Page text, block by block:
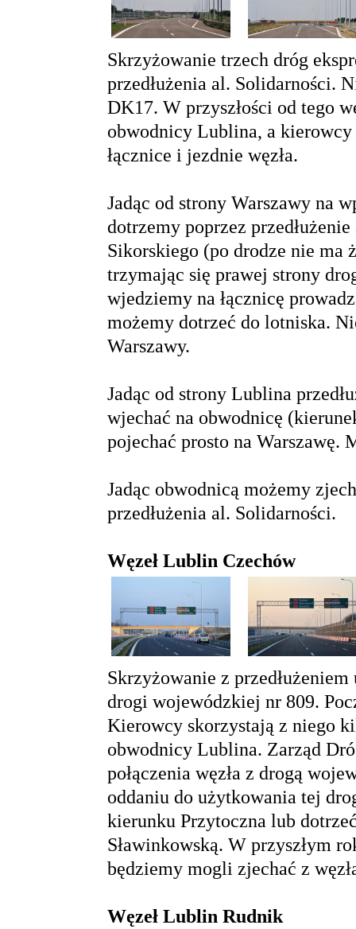
Skrzyżowanie trzech dróg
przedłużenia al. Solidarności.
DK17. W przyszłości od tego
obwodnicy Lublina, a
łącznice i jezdnie węzła.
Jadąc od strony Warszawy na
dotrzemy poprzez
Sikorskiego (po drodze nie ma
trzymając się prawej strony
wjedziemy na łącznicę
możemy dotrzeć do lotniska.
Warszawy.
Jadąc od strony Lublina
wjechać na obwodnicę
pojechać prosto na Warszawę.
Jadąc obwodnicą możemy
przedłużenia al. Solidarności.
Węzeł Lublin Czechów
Skrzyżowanie z
drogi wojewódzkiej nr 809.
Kierowcy skorzystają z niego
obwodnicy Lublina. Zarząd
połączenia węzła z drogą
oddaniu do użytkowania tej
kierunku Przytoczna lub
Sławinkowską. W przyszłym
będziemy mogli zjechać z
Węzeł Lublin Rudnik